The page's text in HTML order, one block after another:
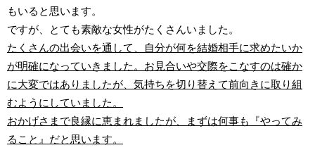
もいると思います。
ですが、とても素敵な女性がたくさんいました。
たくさんの出会いを通して、自分が何を結婚相手に求めたいか
が明確になっていきました。お見合いや交際をこなすのは確か
に大変ではありましたが、気持ちを切り替えて前向きに取り組
むようにしていました。
おかげさまで良縁に恵まれましたが、まずは何事も『やってみ
ること』だと思います。